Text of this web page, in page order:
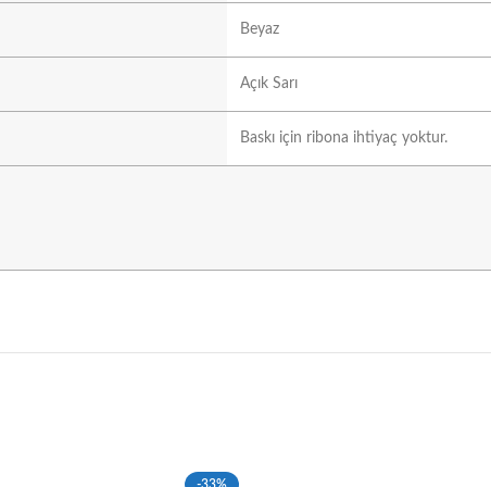
Beyaz
Açık Sarı
Baskı için ribona ihtiyaç yoktur.